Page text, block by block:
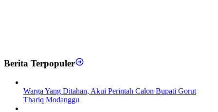
Berita Terpopuler
Warga Yang Ditahan, Akui Perintah Calon Bupati Gorut
Thariq Modanggu